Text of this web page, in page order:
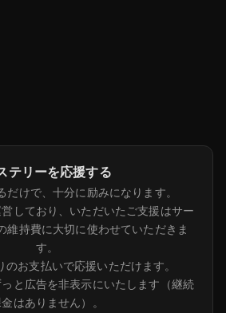
テリーを応援する
だけで、十分に励みになります。
しており、いただいたご支援はサー
維持費に大切に使わせていただきま
す。
のお支払いで応援いただけます。
と広告を非表示にいたします（継続
はありません）。